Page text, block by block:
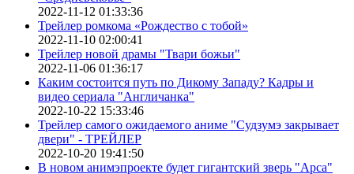
2022-11-12 01:33:36
Трейлер ромкома «Рождество с тобой»
2022-11-10 02:00:41
Трейлер новой драмы "Твари божьи"
2022-11-06 01:36:17
Каким состоится путь по Дикому Западу? Кадры и
видео сериала "Англичанка"
2022-10-22 15:33:46
Трейлер самого ожидаемого аниме "Судзумэ закрывает
двери" - ТРЕЙЛЕР
2022-10-20 19:41:50
В новом анимэпроекте будет гигантский зверь "Арса"